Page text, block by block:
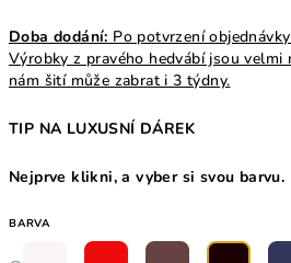
Doba dodání: Po potvrzení
Výrobky z pravého hedvábí jsou velmi
nám šití může zabrat i 3 týdny.
TIP NA LUXUSNÍ DÁREK
Nejprve klikni, a vyber si svou barvu.
BARVA